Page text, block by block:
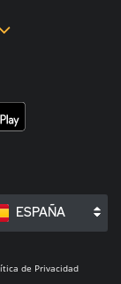
ESPAÑA
de Privacidad